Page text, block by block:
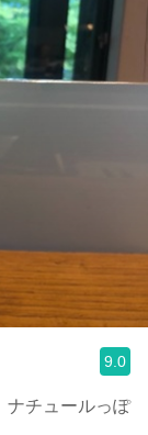
9.0
ナチュールっぽ